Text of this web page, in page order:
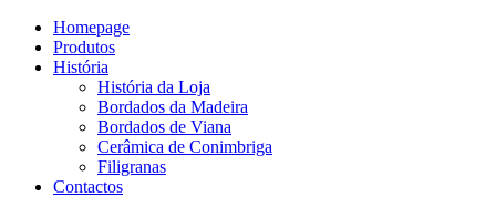
Homepage
Produtos
História
História da Loja
Bordados da Madeira
Bordados de Viana
Cerâmica de Conimbriga
Filigranas
Contactos